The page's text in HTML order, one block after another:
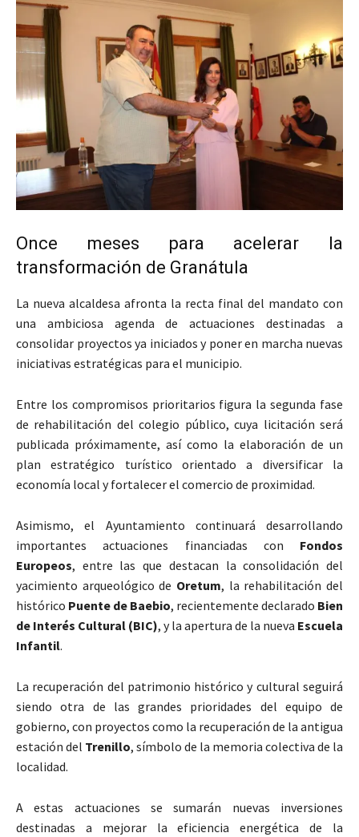
Once meses para acelerar la
transformación de Granátula
La nueva alcaldesa afronta la recta final del mandato con
una ambiciosa agenda de actuaciones destinadas a
consolidar proyectos ya iniciados y poner en marcha nuevas
iniciativas estratégicas para el municipio.
Entre los compromisos prioritarios figura la segunda fase
de rehabilitación del colegio público, cuya licitación será
publicada próximamente, así como la elaboración de un
plan estratégico turístico orientado a diversificar la
economía local y fortalecer el comercio de proximidad.
Asimismo, el Ayuntamiento continuará desarrollando
importantes actuaciones financiadas con Fondos
Europeos, entre las que destacan la consolidación del
yacimiento arqueológico de Oretum, la rehabilitación del
histórico Puente de Baebio, recientemente declarado Bien
de Interés Cultural (BIC), y la apertura de la nueva Escuela
Infantil.
La recuperación del patrimonio histórico y cultural seguirá
siendo otra de las grandes prioridades del equipo de
gobierno, con proyectos como la recuperación de la antigua
estación del Trenillo, símbolo de la memoria colectiva de la
localidad.
A estas actuaciones se sumarán nuevas inversiones
destinadas a mejorar la eficiencia energética de la